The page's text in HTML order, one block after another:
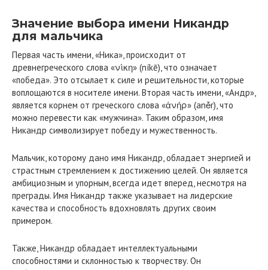
Значение выбора имени Никандр
для мальчика
Первая часть имени, «Ника», происходит от
древнегреческого слова «νίκη» (níkē), что означает
«победа». Это отсылает к силе и решительности, которые
воплощаются в носителе имени. Вторая часть имени, «Андр»,
является корнем от греческого слова «ἀνήρ» (anḗr), что
можно перевести как «мужчина». Таким образом, имя
Никандр символизирует победу и мужественность.
Мальчик, которому дано имя Никандр, обладает энергией и
страстным стремлением к достижению целей. Он является
амбициозным и упорным, всегда идет вперед, несмотря на
преграды. Имя Никандр также указывает на лидерские
качества и способность вдохновлять других своим
примером.
Также, Никандр обладает интеллектуальными
способностями и склонностью к творчеству. Он